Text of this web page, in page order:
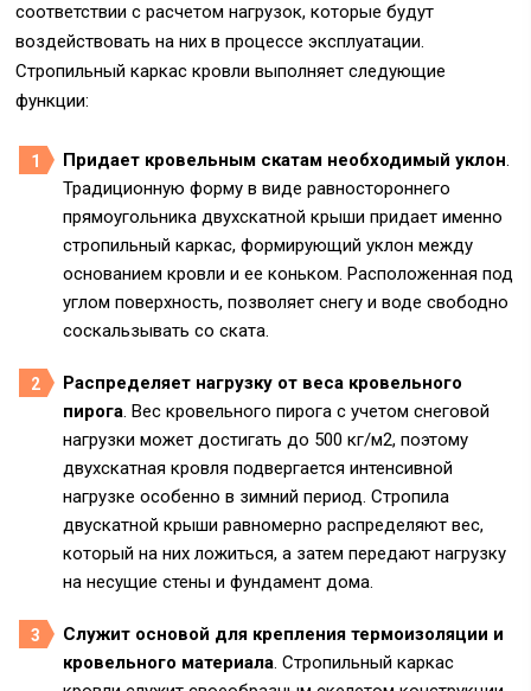
соответствии с расчетом нагрузок, которые будут
воздействовать на них в процессе эксплуатации.
Стропильный каркас кровли выполняет следующие
функции:
Придает кровельным скатам необходимый уклон.
Традиционную форму в виде равностороннего
прямоугольника двухскатной крыши придает именно
стропильный каркас, формирующий уклон между
основанием кровли и ее коньком. Расположенная под
углом поверхность, позволяет снегу и воде свободно
соскальзывать со ската.
Распределяет нагрузку от веса кровельного
пирога. Вес кровельного пирога с учетом снеговой
нагрузки может достигать до 500 кг/м2, поэтому
двухскатная кровля подвергается интенсивной
нагрузке особенно в зимний период. Стропила
двускатной крыши равномерно распределяют вес,
который на них ложиться, а затем передают нагрузку
на несущие стены и фундамент дома.
Служит основой для крепления термоизоляции и
кровельного материала. Стропильный каркас